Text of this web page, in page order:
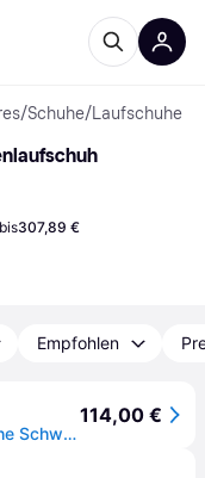
/Schuhe/Laufschuhe
bis307,89 €
Empfohlen
Nike Vomero Plus Damen Laufschuhe Schwarz
114,00 €